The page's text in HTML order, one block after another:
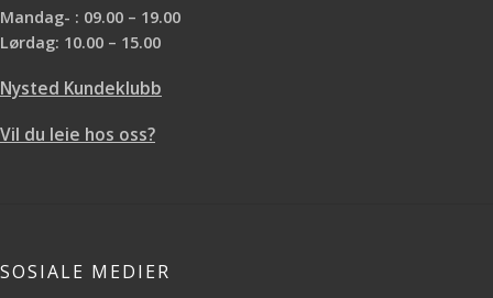
Mandag- : 09.00 – 19.00
Lørdag: 10.00 – 15.00
Nysted Kundeklubb
Vil du leie hos oss?
SOSIALE MEDIER